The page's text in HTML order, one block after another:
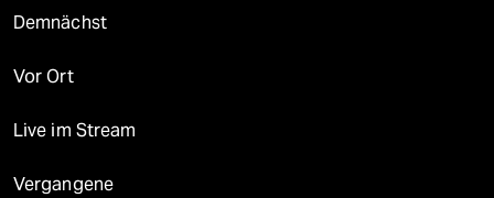
Demnächst
Vor Ort
Live im Stream
Vergangene